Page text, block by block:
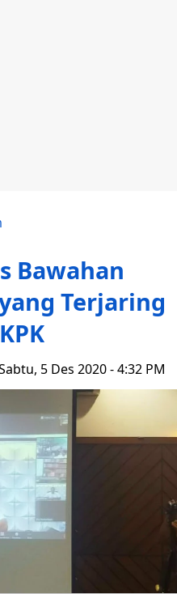
Bawahan
Terjaring
5 Des 2020 - 4:32 PM